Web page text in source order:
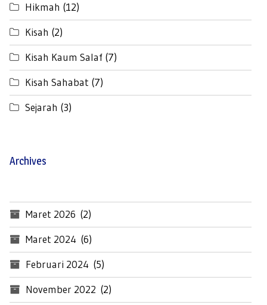
Hikmah (12)
Kisah (2)
Kisah Kaum Salaf (7)
Kisah Sahabat (7)
Sejarah (3)
Archives
Maret 2026 (2)
Maret 2024 (6)
Februari 2024 (5)
November 2022 (2)